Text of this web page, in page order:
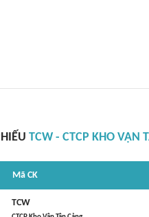
TCW - CTCP KHO VẬN
Mã CK
TCW